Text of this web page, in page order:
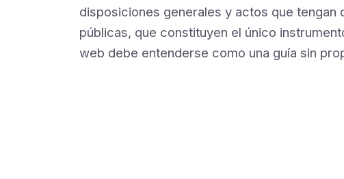
disposiciones generales y actos que
públicas, que constituyen el único
web debe entenderse como una guía sin